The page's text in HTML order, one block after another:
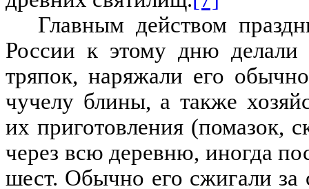
Главным действом
России к этому дню
тряпок, наряжали его
чучелу блины, а также
их приготовления (помазок,
через всю деревню, иногда
шест. Обычно его сжигали